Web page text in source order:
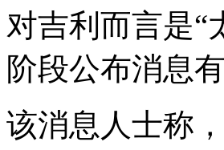
对吉利而言是“
阶段公布消息
该消息人士称